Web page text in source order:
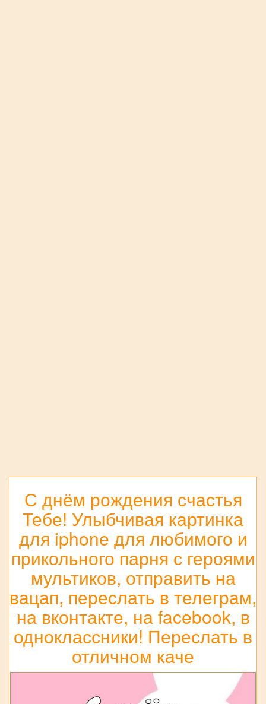
С днём рождения счастья
Тебе! Улыбчивая картинка
для iphone для любимого и
прикольного парня с героями
мультиков, отправить на
вацап, переслать в телеграм,
на вконтакте, на facebook, в
одноклассники! Переслать в
отличном каче